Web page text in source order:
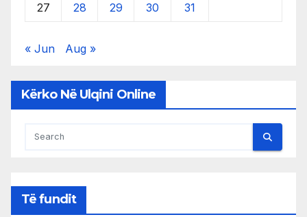
27 28 29 30 31
« Jun Aug »
Kërko Në Ulqini Online
Të fundit